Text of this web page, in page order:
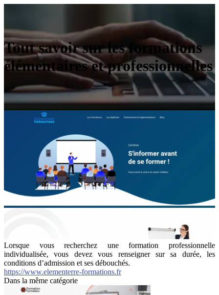
Tout savoir sur les formations
élémentaires et professionnelles
Lorsque vous recherchez une formation professionnelle
individualisée, vous devez vous renseigner sur sa durée, les
conditions d’admission et ses débouchés.
https://www.elementerre-formations.fr
Dans la même catégorie